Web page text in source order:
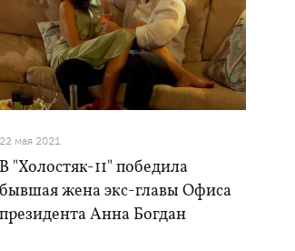
22 мая 2021
В "Холостяк-11" победила
бывшая жена экс-главы Офиса
президента Анна Богдан